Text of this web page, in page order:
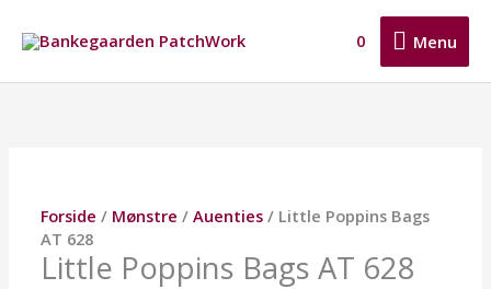
indholdet
Menu
Menu
0
Forside / Mønstre /Auenties / Little Poppins Bags
AT 628
Little Poppins Bags AT 628
antal